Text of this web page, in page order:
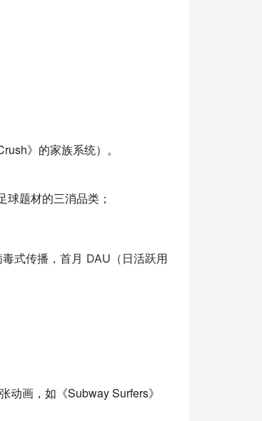
》的家族系统）。
球题材的三消品类；
式传播，首月 DAU（日活跃用
画，如《Subway Surfers》